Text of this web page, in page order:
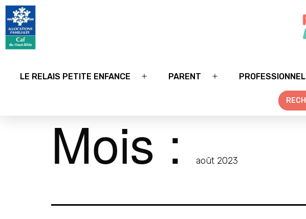
Relais
enfance
LE RELAIS PETITE ENFANCE
OuvrirPARENT
OuvrirPROFESSIONNEL
Mois : août 2023